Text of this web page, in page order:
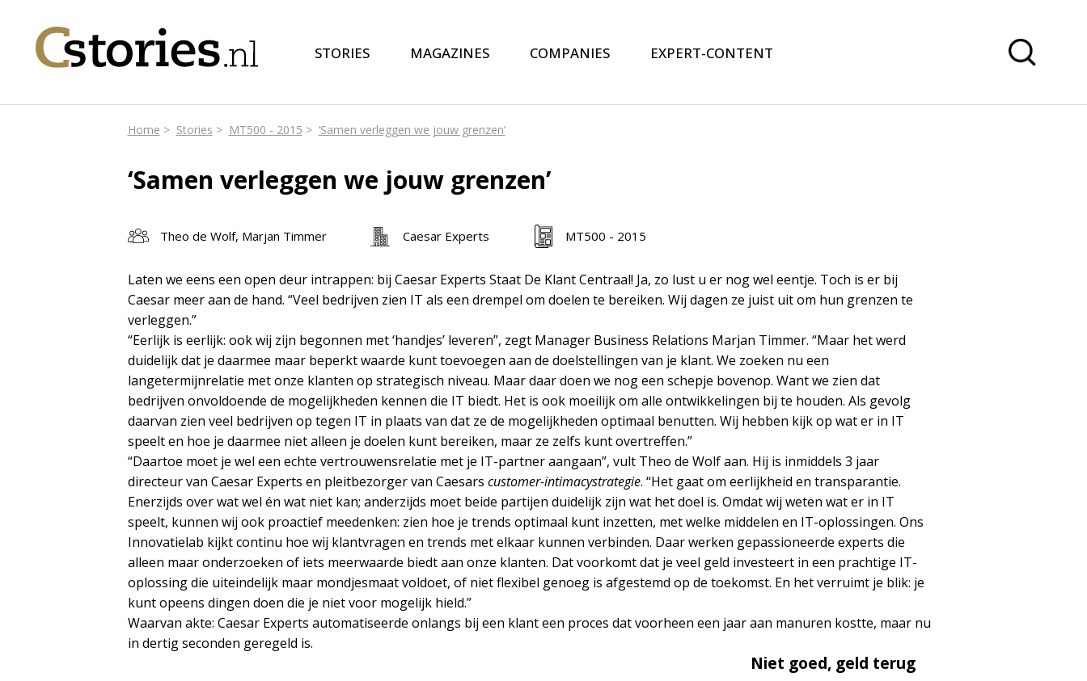
STORIES MAGAZINES COMPANIES EXPERT-CONTENT
Home Stories MT500 - 2015 ‘Samen verleggen we jouw grenzen’
‘Samen verleggen we jouw grenzen’
Theo de Wolf, Marjan Timmer Caesar Experts MT500 - 2015
Laten we eens een open deur intrappen: bij Caesar Experts Staat De Klant Centraal! Ja, zo lust u er nog wel eentje. Toch is er bij
Caesar meer aan de hand. “Veel bedrijven zien IT als een drempel om doelen te bereiken. Wij dagen ze juist uit om hun grenzen te
verleggen.”
“Eerlijk is eerlijk: ook wij zijn begonnen met ‘handjes’ leveren”, zegt Manager Business Relations Marjan Timmer. “Maar het werd
duidelijk dat je daarmee maar beperkt waarde kunt toevoegen aan de doelstellingen van je klant. We zoeken nu een
langetermijnrelatie met onze klanten op strategisch niveau. Maar daar doen we nog een schepje bovenop. Want we zien dat
bedrijven onvoldoende de mogelijkheden kennen die IT biedt. Het is ook moeilijk om alle ontwikkelingen bij te houden. Als gevolg
daarvan zien veel bedrijven op tegen IT in plaats van dat ze de mogelijkheden optimaal benutten. Wij hebben kijk op wat er in IT
speelt en hoe je daarmee niet alleen je doelen kunt bereiken, maar ze zelfs kunt overtreffen.”
“Daartoe moet je wel een echte vertrouwensrelatie met je IT-partner aangaan”, vult Theo de Wolf aan. Hij is inmiddels 3 jaar
directeur van Caesar Experts en pleitbezorger van Caesars customer-intimacystrategie. “Het gaat om eerlijkheid en transparantie.
Enerzijds over wat wel én wat niet kan; anderzijds moet beide partijen duidelijk zijn wat het doel is. Omdat wij weten wat er in IT
speelt, kunnen wij ook proactief meedenken: zien hoe je trends optimaal kunt inzetten, met welke middelen en IT-oplossingen. Ons
Innovatielab kijkt continu hoe wij klantvragen en trends met elkaar kunnen verbinden. Daar werken gepassioneerde experts die
alleen maar onderzoeken of iets meerwaarde biedt aan onze klanten. Dat voorkomt dat je veel geld investeert in een prachtige IT-
oplossing die uiteindelijk maar mondjesmaat voldoet, of niet flexibel genoeg is afgestemd op de toekomst. En het verruimt je blik: je
kunt opeens dingen doen die je niet voor mogelijk hield.”
Waarvan akte: Caesar Experts automatiseerde onlangs bij een klant een proces dat voorheen een jaar aan manuren kostte, maar nu
in dertig seconden geregeld is.
Niet goed, geld terug